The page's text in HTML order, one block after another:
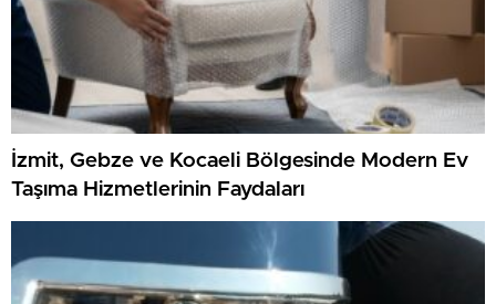
İzmit, Gebze ve Kocaeli Bölgesinde Modern Ev
Taşıma Hizmetlerinin Faydaları